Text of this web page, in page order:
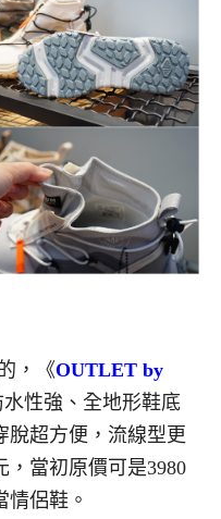
，《OUTLET by
性強、全地形鞋底
脫超方便，流線型更
，當初原價可是3980
侶鞋。